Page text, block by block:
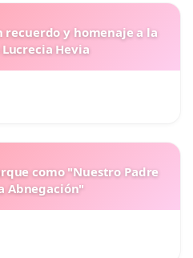
recuerdo y homenaje a la
Hevia
como "Nuestro Padre
Abnegación"